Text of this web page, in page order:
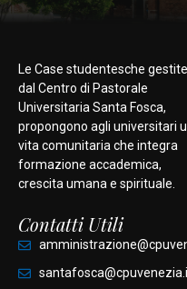
Le Case studentesche gestite
dal Centro di Pastorale
Universitaria Santa Fosca,
propongono agli universitari
vita comunitaria che integra
formazione accademica,
crescita umana e spirituale.
Contatti Utili